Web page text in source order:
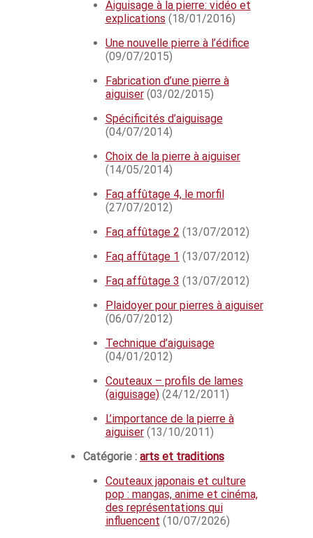
Aiguisage à la pierre: vidéo et
explications (18/01/2016)
Une nouvelle pierre à l’édifice
(09/07/2015)
Fabrication d’une pierre à
aiguiser(03/02/2015)
Spécificités d’aiguisage
(04/07/2014)
Choix de la pierre à aiguiser
(14/05/2014)
Faq affûtage 4, le morfil
(27/07/2012)
Faq affûtage 2 (13/07/2012)
Faq affûtage 1 (13/07/2012)
Faq affûtage 3 (13/07/2012)
Plaidoyer pour pierres à aiguiser
(06/07/2012)
Technique d’aiguisage
(04/01/2012)
Couteaux – profils de lames
(aiguisage)(24/12/2011)
L’importance de la pierre à
aiguiser(13/10/2011)
Catégorie : arts et traditions
Couteaux japonais et culture
pop : mangas, anime et cinéma,
des représentations qui
influencent (10/07/2026)